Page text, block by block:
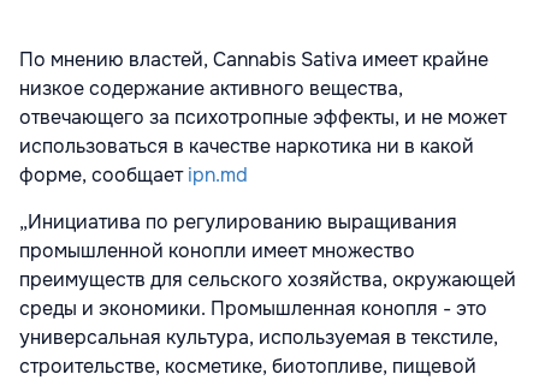
По мнению властей, Cannabis Sativa имеет крайне
низкое содержание активного вещества,
отвечающего за психотропные эффекты, и не может
использоваться в качестве наркотика ни в какой
форме, сообщаетipn.md
„Инициатива по регулированию выращивания
промышленной конопли имеет множество
преимуществ для сельского хозяйства, окружающей
среды и экономики. Промышленная конопля - это
универсальная культура, используемая в текстиле,
строительстве, косметике, биотопливе, пищевой